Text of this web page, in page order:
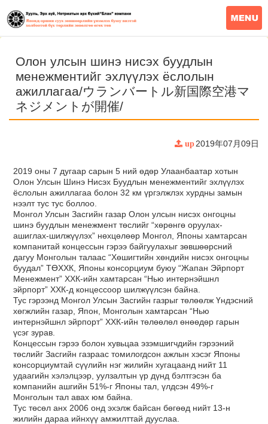
Олон улсын шинэ нисэх буудлын
менежментийг эхлүүлэх ёслолын
ажиллагаа/ウランバートル新国際空港マ
ネジメントが開催/
up 2019年07月09日
2019 оны 7 дугаар сарын 5 ний өдөр Улаанбаатар хотын
Олон Улсын Шинэ Нисэх Буудлын менежментийг эхлүүлэх
ёслолын ажиллагаа болон 32 км үргэлжлэх хурдны замын
нээлт тус тус боллоо.
Монгол Улсын Засгийн газар Олон улсын нисэх онгоцны
шинэ буудлын менежмент төслийг “хөрөнгө оруулах-
ашиглах-шилжүүлэх” нөхцөлөөр Монгол, Японы хамтарсан
компанитай концессын гэрээ байгуулахыг зөвшөөрсний
дагуу Монголын талаас “Хөшигтийн хөндийн нисэх онгоцны
буудал” ТӨХХК, Японы консорциум буюу “Жапан Эйрпорт
Менежмент” ХХК-ийн хамтарсан “Нью интернэйшнл
эйрпорт” ХХК-д концессоор шилжүүлсэн байна.
Тус гэрээнд Монгол Улсын Засгийн газрыг төлөөлж Үндэсний
хөгжлийн газар, Япон, Монголын хамтарсан “Нью
интернэйшнл эйрпорт” ХХК-ийн төлөөлөл өнөөдөр гарын
үсэг зурав.
Концессын гэрээ болон хувьцаа эзэмшигчдийн гэрээний
төслийг Засгийн газраас томилогдсон ажлын хэсэг Японы
консорциумтай сүүлийн нэг жилийн хугацаанд нийт 11
удаагийн хэлэлцээр, уулзалтын үр дүнд бэлтгэсэн ба
компанийн ашгийн 51%-г Японы тал, үлдсэн 49%-г
Монголын тал авах юм байна.
Тус төсөл анх 2006 онд эхэлж байсан бөгөөд нийт 13-н
жилийн дараа ийнхүү амжилттай дууслаа.